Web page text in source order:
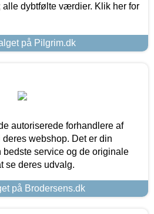
alle dybtfølte værdier. Klik her for
på Pilgrim.dk
autoriserede forhandlere af
webshop. Det er din
bedste service og de originale
se deres udvalg.
på Brodersens.dk